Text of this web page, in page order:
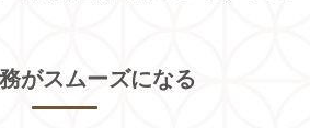
がスムーズになる